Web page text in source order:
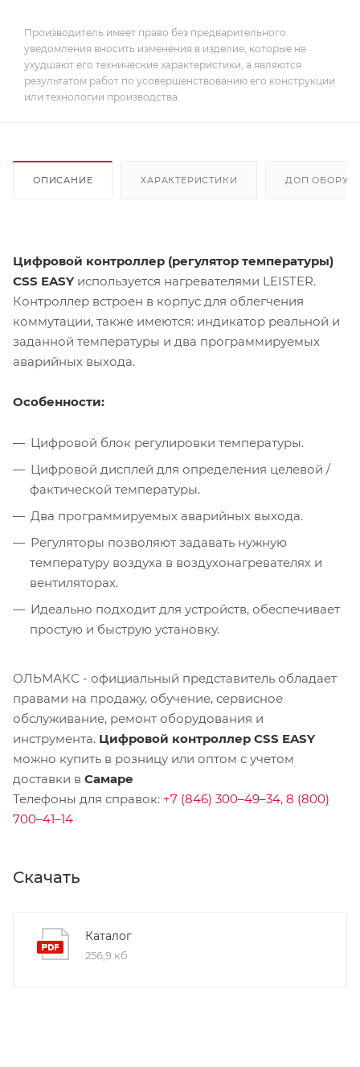
Производитель имеет право без предварительного
уведомления вносить изменения в изделие, которые не
ухудшают его технические характеристики, а являются
результатом работ по усовершенствованию его конструкции
или технологии производства.
ОПИСАНИЕ ХАРАКТЕРИСТИКИ ДОП
Цифровой контроллер (регулятор температуры)
CSS EASY используется нагревателями LEISTER.
Контроллер встроен в корпус для облегчения
коммутации, также имеются: индикатор реальной и
заданной температуры и два программируемых
аварийных выхода.
Особенности:
Цифровой блок регулировки температуры.
Цифровой дисплей для определения целевой /
фактической температуры.
Два программируемых аварийных выхода.
Регуляторы позволяют задавать нужную
температуру воздуха в воздухонагревателях и
вентиляторах.
Идеально подходит для устройств, обеспечивает
простую и быструю установку.
ОЛЬМАКС - официальный представитель обладает
правами на продажу, обучение, сервисное
обслуживание, ремонт оборудования и
инструмента. Цифровой контроллер CSS EASY
можно купить в розницу или оптом с учетом
доставки в Самаре
Телефоны для справок: +7 (846) 300–49–34, 8 (800)
700–41–14
Скачать
Каталог
256,9 кб